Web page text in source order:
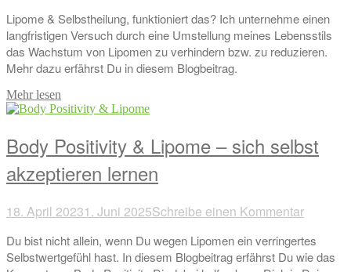
Lipome & Selbstheilung, funktioniert das? Ich unternehme einen
langfristigen Versuch durch eine Umstellung meines Lebensstils
das Wachstum von Lipomen zu verhindern bzw. zu reduzieren.
Mehr dazu erfährst Du in diesem Blogbeitrag.
Mehr lesen
Body Positivity & Lipome – sich selbst
akzeptieren lernen
18. April 20231. Juni 2025Schreibe einen Kommentar
Du bist nicht allein, wenn Du wegen Lipomen ein verringertes
Selbstwertgefühl hast. In diesem Blogbeitrag erfährst Du wie das